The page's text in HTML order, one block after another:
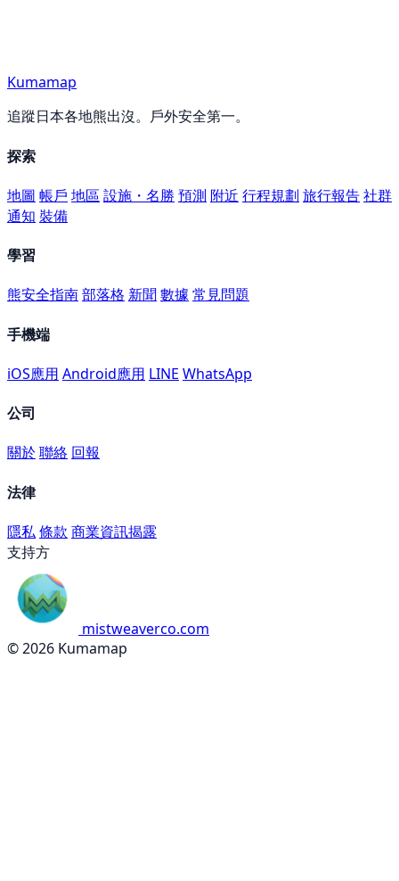
Kumamap
追蹤日本各地熊出沒。戶外安全第一。
探索
地圖 帳戶 地區 設施・名勝 預測 附近 行程規劃 旅行報告社群
通知 裝備
學習
熊安全指南部落格 新聞數據 常見問題
手機端
iOS應用 Android應用 LINE WhatsApp
公司
關於聯絡 回報
法律
隱私條款 商業資訊揭露
支持方
mistweaverco.com
© 2026 Kumamap